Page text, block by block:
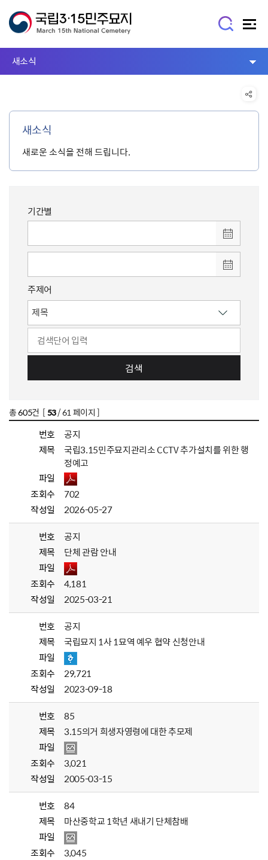
새소식
새소식
새로운 소식을 전해 드립니다.
기간별
주제어
검색
총605건 [53/ 61 페이지 ]
번호
공지
제목
국립3.15민주묘지관리소 CCTV 추가설치를 위한 행
정예고
파일
조회수
702
작성일
2026-05-27
번호
공지
제목
단체 관람 안내
파일
조회수
4,181
작성일
2025-03-21
번호
공지
제목
국립묘지 1사 1묘역 예우 협약 신청안내
파일
조회수
29,721
작성일
2023-09-18
번호
85
제목
3.15의거 희생자영령에 대한 추모제
파일
조회수
3,021
작성일
2005-03-15
번호
84
제목
마산중학교 1학년 새내기 단체참배
파일
조회수
3,045